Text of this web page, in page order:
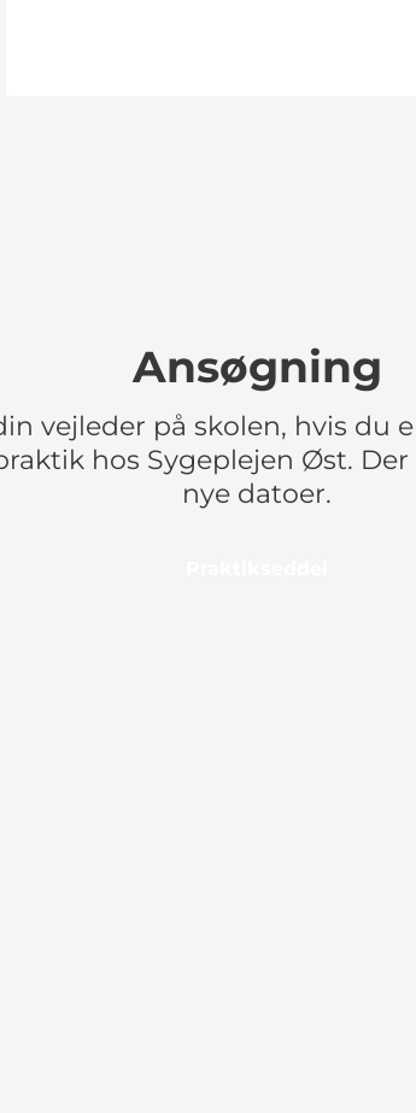
Ansøgning
vejleder på skolen, hvis du
hos Sygeplejen Øst.
nye datoer.